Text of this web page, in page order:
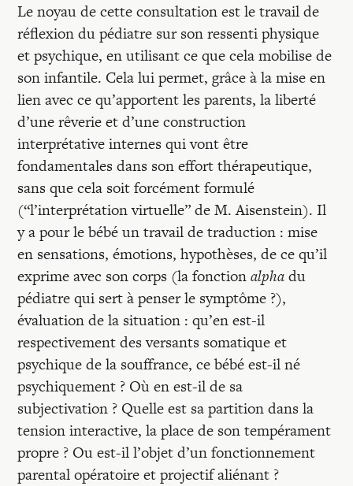
Le noyau de cette consultation est le travail de
réflexion du pédiatre sur son ressenti physique
et psychique, en utilisant ce que cela mobilise de
son infantile. Cela lui permet, grâce à la mise en
lien avec ce qu’apportent les parents, la liberté
d’une rêverie et d’une construction
interprétative internes qui vont être
fondamentales dans son effort thérapeutique,
sans que cela soit forcément formulé
(“l’interprétation virtuelle” de M. Aisenstein). Il
y a pour le bébé un travail de traduction : mise
en sensations, émotions, hypothèses, de ce qu’il
exprime avec son corps (la fonctionalphadu
pédiatre qui sert à penser le symptôme ?),
évaluation de la situation : qu’en est-il
respectivement des versants somatique et
psychique de la souffrance, ce bébé est-il né
psychiquement ? Où en est-il de sa
subjectivation ? Quelle est sa partition dans la
tension interactive, la place de son tempérament
propre ? Ou est-il l’objet d’un fonctionnement
parental opératoire et projectif aliénant ?